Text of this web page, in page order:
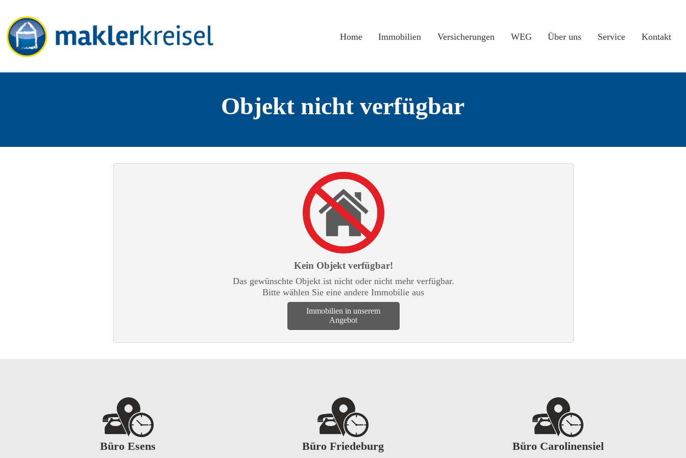
Home Immobilien Versicherungen WEG Über uns Service Kontakt
Objekt nicht verfügbar
Kein Objekt verfügbar!
Das gewünschte Objekt ist nicht oder nicht mehr verfügbar.
Bitte wählen Sie eine andere Immobilie aus
Immobilien in unserem
Angebot
Büro Esens Büro Friedeburg Büro Carolinensiel